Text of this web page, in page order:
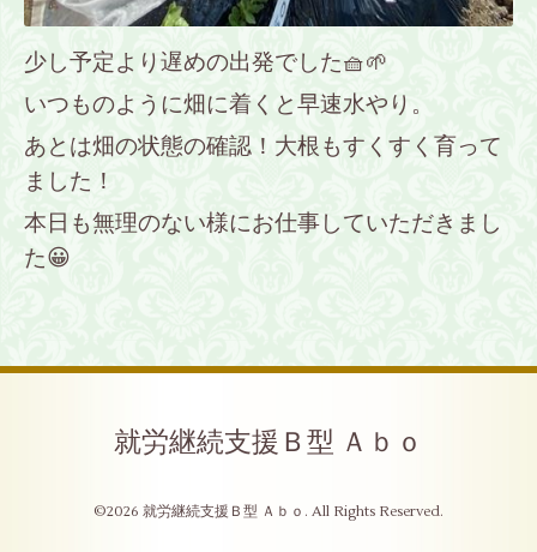
少し予定より遅めの出発でした🧺🌱
いつものように畑に着くと早速水やり。
あとは畑の状態の確認！大根もすくすく育って
ました！
本日も無理のない様にお仕事していただきまし
た😀
就労継続支援Ｂ型 Ａｂｏ
©2026 就労継続支援Ｂ型 Ａｂｏ . All Rights Reserved.